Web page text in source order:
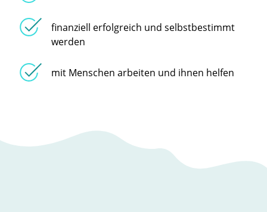
finanziell erfolgreich und selbstbestimmt
werden
mit Menschen arbeiten und ihnen helfen